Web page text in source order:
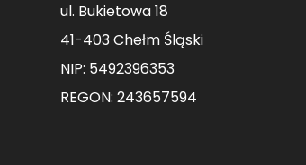
ul. Bukietowa 18
41-403 Chełm Śląski
NIP: 5492396353
REGON: 243657594